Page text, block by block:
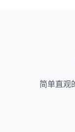
简单直观